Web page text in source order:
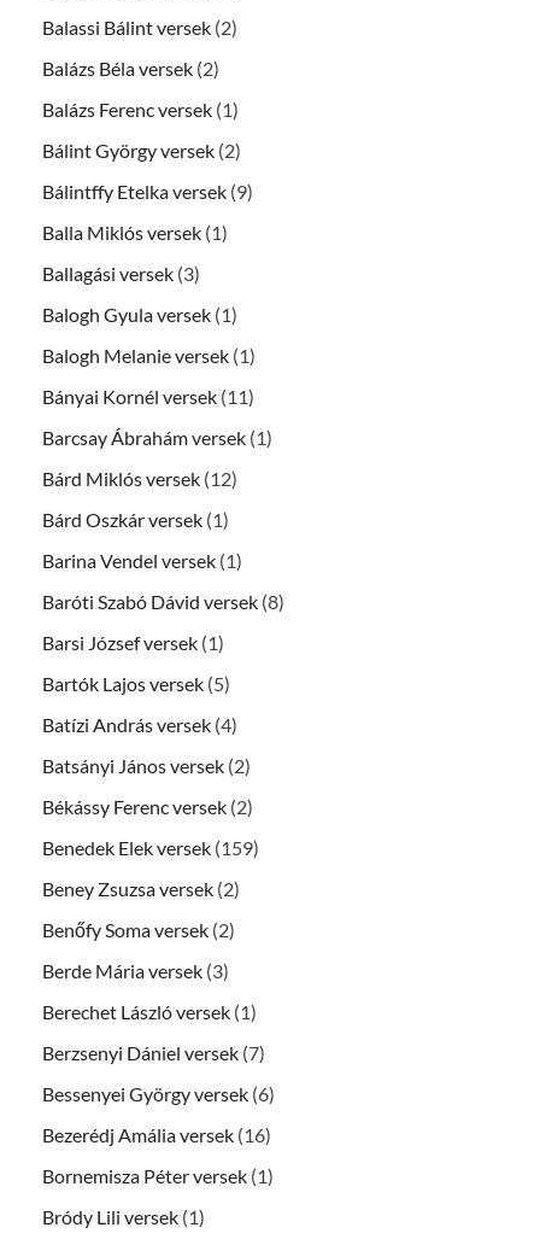
Balassi Bálint versek (2)
Balázs Béla versek (2)
Balázs Ferenc versek (1)
Bálint György versek (2)
Bálintffy Etelka versek (9)
Balla Miklós versek (1)
Ballagási versek (3)
Balogh Gyula versek (1)
Balogh Melanie versek (1)
Bányai Kornél versek (11)
Barcsay Ábrahám versek (1)
Bárd Miklós versek (12)
Bárd Oszkár versek (1)
Barina Vendel versek (1)
Baróti Szabó Dávid versek (8)
Barsi József versek (1)
Bartók Lajos versek (5)
Batízi András versek (4)
Batsányi János versek (2)
Békássy Ferenc versek (2)
Benedek Elek versek (159)
Beney Zsuzsa versek (2)
Benőfy Soma versek (2)
Berde Mária versek (3)
Berechet László versek (1)
Berzsenyi Dániel versek (7)
Bessenyei György versek (6)
Bezerédj Amália versek (16)
Bornemisza Péter versek (1)
Bródy Lili versek (1)